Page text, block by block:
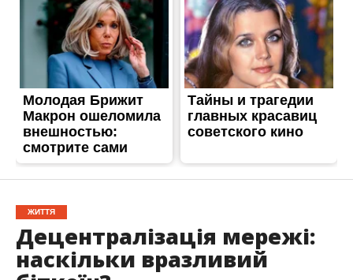
Децентралізація мережі:
наскільки вразливий
біткоїн?
Опубліковано19.05.2026